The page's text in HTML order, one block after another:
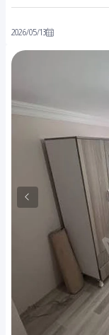
2026/05/13